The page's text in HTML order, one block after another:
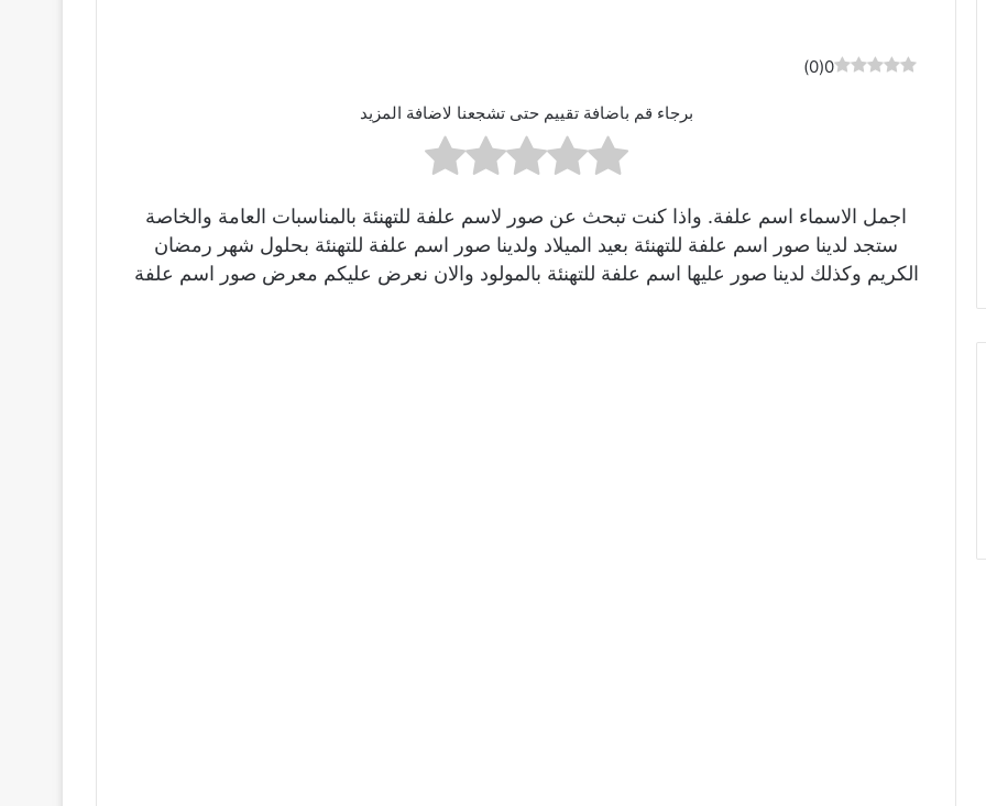
0
(
0
)
برجاء قم باضافة تقييم حتى تشجعنا لاضافة المزيد
اجمل الاسماء اسم علفة. واذا كنت تبحث عن صور لاسم علفة للتهنئة بالمناسبات العامة والخاصة
ستجد لدينا صور اسم علفة للتهنئة بعيد الميلاد ولدينا صور اسم علفة للتهنئة بحلول شهر رمضان
الكريم وكذلك لدينا صور عليها اسم علفة للتهنئة بالمولود والان نعرض عليكم معرض صور اسم علفة